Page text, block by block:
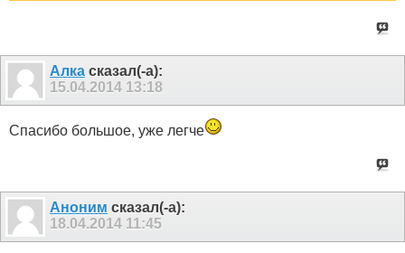
Алка сказал(-а):
15.04.2014 13:18
Спасибо большое, уже легче
Аноним сказал(-а):
18.04.2014 11:45